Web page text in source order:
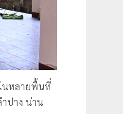
นหลายพื้นที่
ปาง น่าน